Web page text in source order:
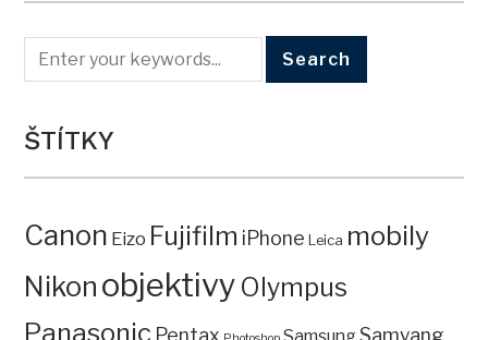
ŠTÍTKY
Canon Eizo Fujifilm iPhone Leica mobily
Nikon objektivy Olympus
Panasonic Pentax Samyang